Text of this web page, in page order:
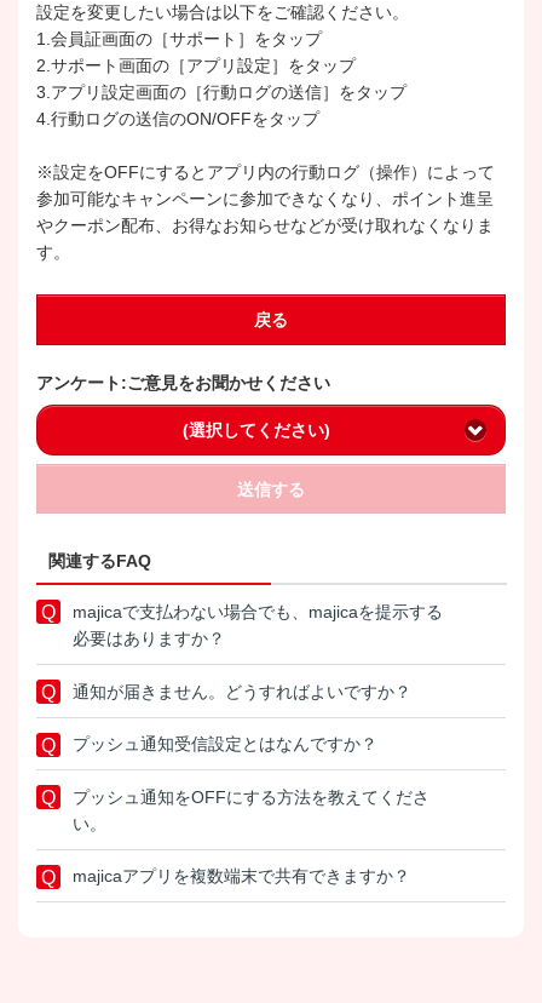
設定を変更したい場合は以下をご確認ください。
1.会員証画面の［サポート］をタップ
2.サポート画面の［アプリ設定］をタップ
3.アプリ設定画面の［行動ログの送信］をタップ
4.行動ログの送信のON/OFFをタップ
※設定をOFFにするとアプリ内の行動ログ（操作）によって
参加可能なキャンペーンに参加できなくなり、ポイント進呈
やクーポン配布、お得なお知らせなどが受け取れなくなりま
す。
戻る
アンケート:ご意見をお聞かせください
(選択してください)
送信する
関連するFAQ
majicaで支払わない場合でも、majicaを提示する
必要はありますか？
通知が届きません。どうすればよいですか？
プッシュ通知受信設定とはなんですか？
プッシュ通知をOFFにする方法を教えてくださ
い。
majicaアプリを複数端末で共有できますか？